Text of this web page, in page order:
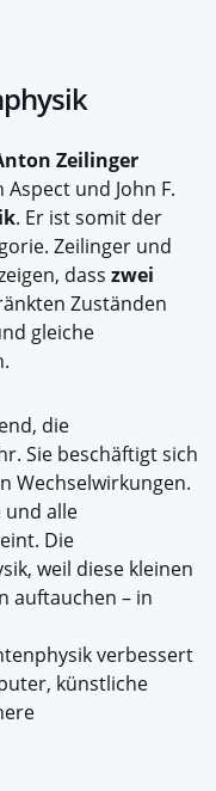
Zeilinger
und John F.
. Er ist somit der
Zeilinger und
dass zwei
Zuständen
gleiche
die
Sie beschäftigt sich
Wechselwirkungen.
und alle
Die
weil diese kleinen
auftauchen – in
verbessert
künstliche